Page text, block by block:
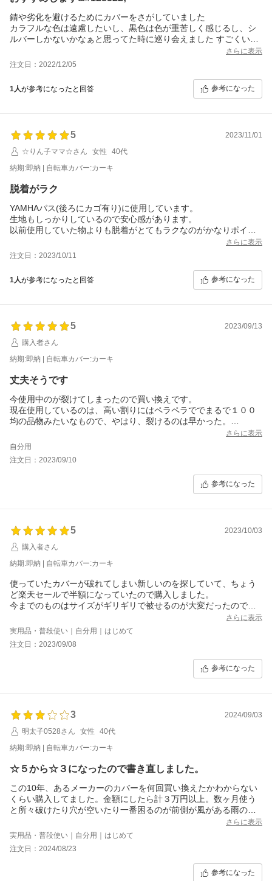
錆や劣化を避けるためにカバーをさがしていました
カラフルな色は遠慮したいし、黒色は色が重苦しく感じるし、シ
ルバーしかないかなぁと思ってた時に巡り会えました すごくいい
生地もすごくしっかりしているし 縫製もきれいです
さらに表示
注文日：2022/12/05
1人が参考になったと回答 参考になった
5
2023/11/01
☆りん子ママ☆さん
女性
40代
納期:即納 | 自転車カバー:カーキ
脱着がラク
YAMHAパス(後ろにカゴ有り)に使用しています。
生地もしっかりしているので安心感があります。
以前使用していた物よりも脱着がとてもラクなのがかなりポイン
毎日乗る方にもオススメです。
さらに表示
注文日：2023/10/11
1人が参考になったと回答 参考になった
5
2023/09/13
購入者さん
納期:即納 | 自転車カバー:カーキ
丈夫そうです
今使用中のが裂けてしまったので買い換えです。
現在使用しているのは、高い割りにはペラペラででまるで１００
均の品物みたいなもので、やはり、裂けるのは早かった。
半額で購入出来て良かったです
す。
さらに表示
自分用
注文日：2023/09/10
参考になった
5
2023/10/03
購入者さん
納期:即納 | 自転車カバー:カーキ
使っていたカバーが破れてしまい新しいのを探していて、ちょう
ど楽天セールで半額になっていたので購入しました。
今までのものはサイズがギリギリで被せるのが大変だったのです
が、こちらは前後にカゴがついた自転車でも余裕があり被せやす
くてとても扱いやすいです。色も落ち着いていて良いですね。
さらに表示
実用品・普段使い｜自分用｜はじめて
注文日：2023/09/08
参考になった
3
2024/09/03
明太子0528さん
女性
40代
納期:即納 | 自転車カバー:カーキ
☆５から☆３になったので書き直しました。
この10年、あるメーカーのカバーを何回買い換えたかわからない
くらい購入してました。金額にしたら計３万円以上。数ヶ月使う
と所々破けたり穴が空いたり一番困るのが前側が風がある雨の日
だと、めくれてしまいカバーが全部取れて地面に落ちてしまって
いて、自転車がビシャビシャになりの繰り返しだったのでストレ
スしかなく、こちらのカバーを見つけレビューもとても良かった
ので即購入しました(レビューを書いて頂いた方、感謝してます)
今、台風真っ只中で使ってますが素晴らしいです。
風はそんな酷くはないですが、見た感じ風が強い日でも飛ばない
さらに表示
実用品・普段使い｜自分用｜はじめて
注文日：2024/08/23
参考になった